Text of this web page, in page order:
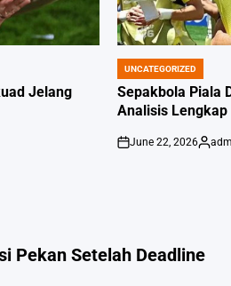
Jelang
POSTED
IN
UNCATEGORIZED
Sepakbola Piala
Analisis Lengkap
on
June 22, 2026
Posted
Pekan Setelah Deadline